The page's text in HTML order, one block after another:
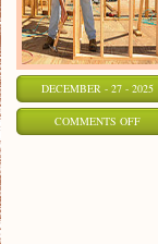
DECEMBER - 27 - 2025
COMMENTS OFFON